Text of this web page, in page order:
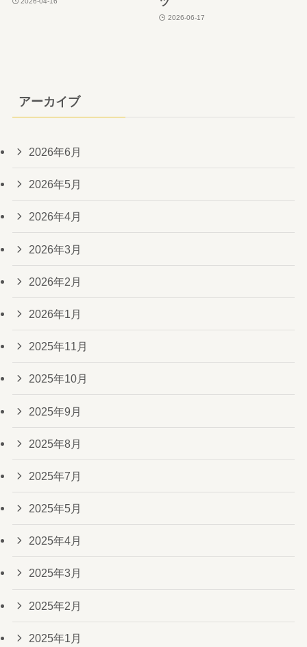
2026-06-17
アーカイブ
2026年6月
2026年5月
2026年4月
2026年3月
2026年2月
2026年1月
2025年11月
2025年10月
2025年9月
2025年8月
2025年7月
2025年5月
2025年4月
2025年3月
2025年2月
2025年1月